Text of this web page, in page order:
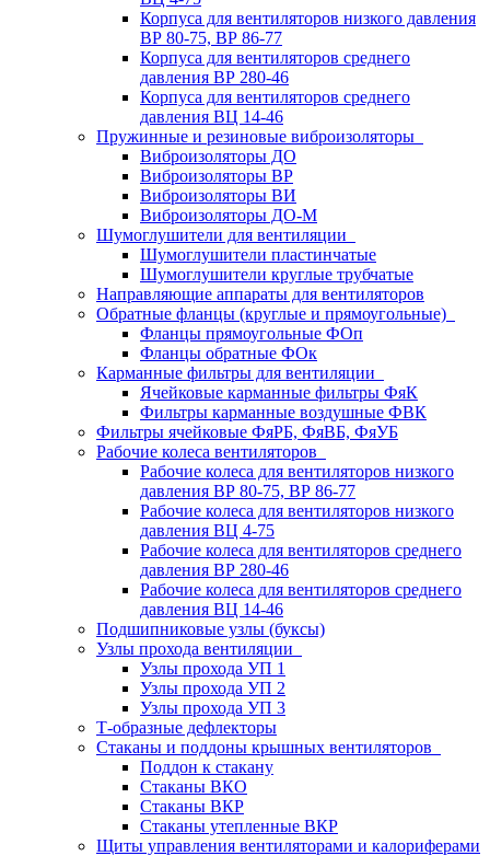
Корпуса для вентиляторов низкого давления
ВР 80-75, ВР 86-77
Корпуса для вентиляторов среднего
давления ВР 280-46
Корпуса для вентиляторов среднего
давления ВЦ 14-46
Пружинные и резиновые виброизоляторы
Виброизоляторы ДО
Виброизоляторы ВР
Виброизоляторы ВИ
Виброизоляторы ДО-М
Шумоглушители для вентиляции
Шумоглушители пластинчатые
Шумоглушители круглые трубчатые
Направляющие аппараты для вентиляторов
Обратные фланцы (круглые и прямоугольные)
Фланцы прямоугольные ФОп
Фланцы обратные ФОк
Карманные фильтры для вентиляции
Ячейковые карманные фильтры ФяК
Фильтры карманные воздушные ФВК
Фильтры ячейковые ФяРБ, ФяВБ, ФяУБ
Рабочие колеса вентиляторов
Рабочие колеса для вентиляторов низкого
давления ВР 80-75, ВР 86-77
Рабочие колеса для вентиляторов низкого
давления ВЦ 4-75
Рабочие колеса для вентиляторов среднего
давления ВР 280-46
Рабочие колеса для вентиляторов среднего
давления ВЦ 14-46
Подшипниковые узлы (буксы)
Узлы прохода вентиляции
Узлы прохода УП 1
Узлы прохода УП 2
Узлы прохода УП 3
Т-образные дефлекторы
Стаканы и поддоны крышных вентиляторов
Поддон к стакану
Стаканы ВКО
Стаканы ВКР
Стаканы утепленные ВКР
Щиты управления вентиляторами и калориферами